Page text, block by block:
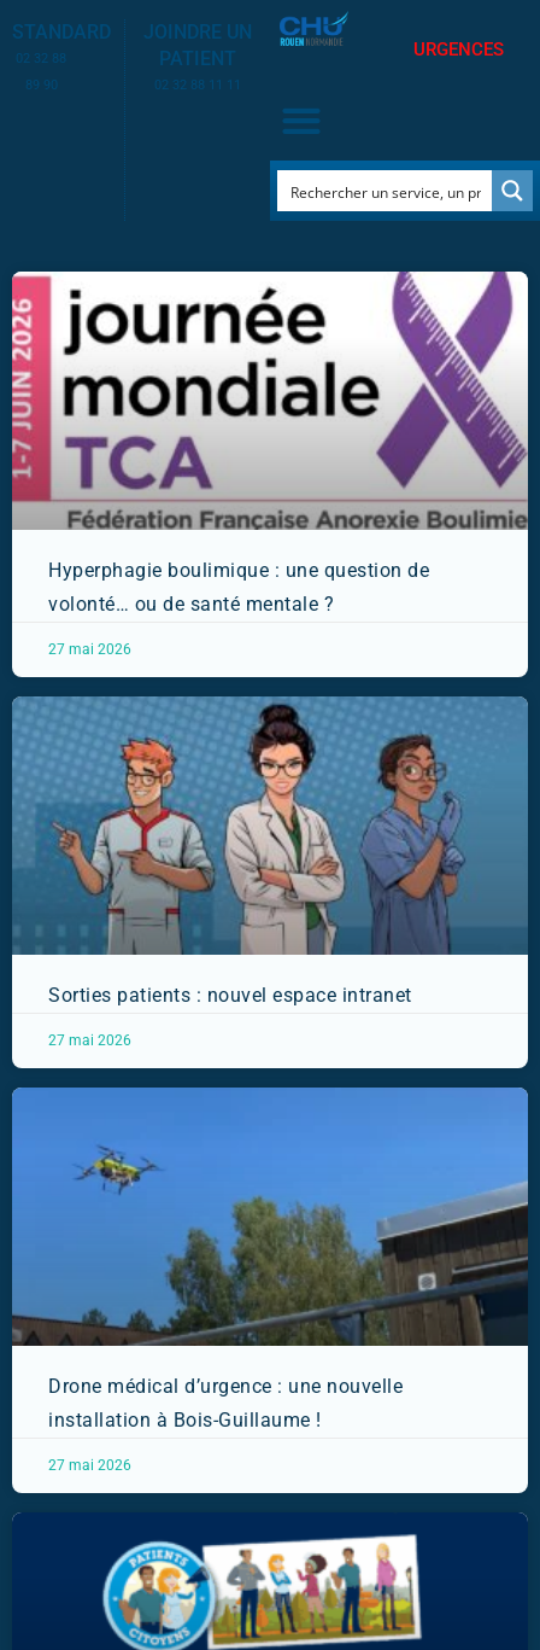
STANDARD
02 32 88
89 90
JOINDRE UN
PATIENT
02 32 88 11 11
URGENCES
Hyperphagie boulimique : une question de
volonté… ou de santé mentale ?
27 mai 2026
Sorties patients : nouvel espace intranet
27 mai 2026
Drone médical d’urgence : une nouvelle
installation à Bois-Guillaume !
27 mai 2026